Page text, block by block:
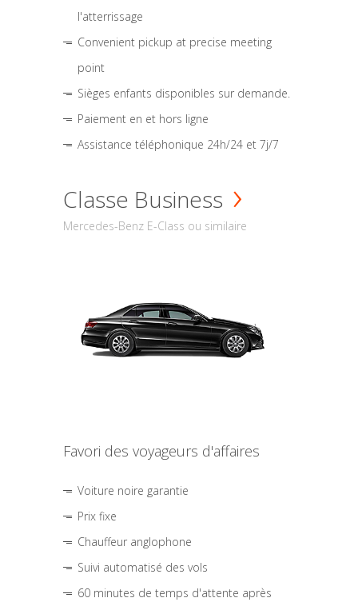
l'atterrissage
Convenient pickup at precise meeting
point
Sièges enfants disponibles sur demande.
Paiement en et hors ligne
Assistance téléphonique 24h/24 et 7j/7
Classe Business
Mercedes-Benz E-Class ou similaire
Favori des voyageurs d'affaires
Voiture noire garantie
Prix fixe
Chauffeur anglophone
Suivi automatisé des vols
60 minutes de temps d'attente après